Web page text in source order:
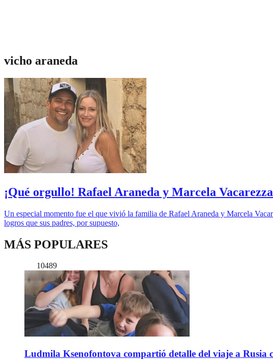
vicho araneda
¡Qué orgullo! Rafael Araneda y Marcela
Un especial momento fue el que vivió la familia de Rafael Araneda y Marcela
logros que sus padres, por supuesto,
MÁS POPULARES
10489
Ludmila Ksenofontova compartió detalle del viaje a Rusia